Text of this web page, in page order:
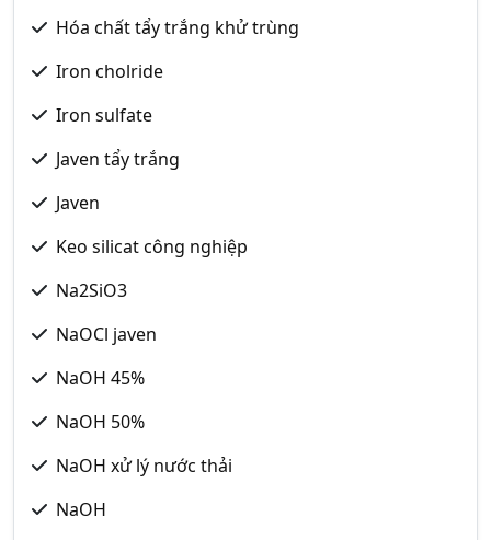
Hóa chất tẩy trắng khử trùng
Iron cholride
Iron sulfate
Javen tẩy trắng
Javen
Keo silicat công nghiệp
Na2SiO3
NaOCl javen
NaOH 45%
NaOH 50%
NaOH xử lý nước thải
NaOH